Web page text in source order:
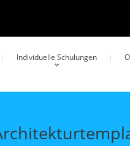
Individuelle Schulungen